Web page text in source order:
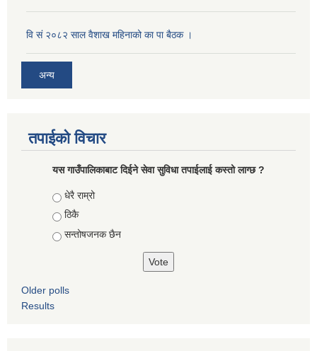
वि सं २०८२ साल वैशाख महिनाको का पा बैठक ।
अन्य
तपाईको विचार
यस गाउँपालिकाबाट दिईने सेवा सुविधा तपाईलाई कस्तो लाग्छ ?
Choices
धेरै राम्रो
ठिकै
सन्तोषजनक छैन
Older polls
Results